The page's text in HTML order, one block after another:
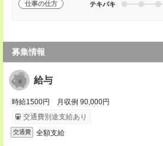
仕事の仕方 テキパキ
募集情報
給与
時給1500円 月収例 90,000円
交通費別途支給あり
交通費 全額支給